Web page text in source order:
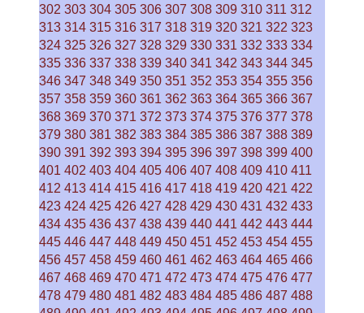
302 303 304 305 306 307 308 309 310 311 312
313 314 315 316 317 318 319 320 321 322 323
324 325 326 327 328 329 330 331 332 333 334
335 336 337 338 339 340 341 342 343 344 345
346 347 348 349 350 351 352 353 354 355 356
357 358 359 360 361 362 363 364 365 366 367
368 369 370 371 372 373 374 375 376 377 378
379 380 381 382 383 384 385 386 387 388 389
390 391 392 393 394 395 396 397 398 399 400
401 402 403 404 405 406 407 408 409 410 411
412 413 414 415 416 417 418 419 420 421 422
423 424 425 426 427 428 429 430 431 432 433
434 435 436 437 438 439 440 441 442 443 444
445 446 447 448 449 450 451 452 453 454 455
456 457 458 459 460 461 462 463 464 465 466
467 468 469 470 471 472 473 474 475 476 477
478 479 480 481 482 483 484 485 486 487 488